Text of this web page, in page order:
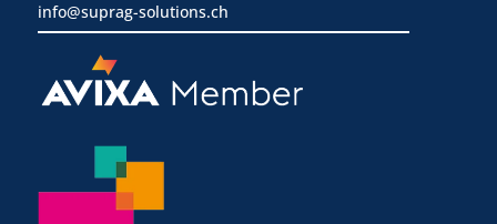
info@suprag-solutions.ch